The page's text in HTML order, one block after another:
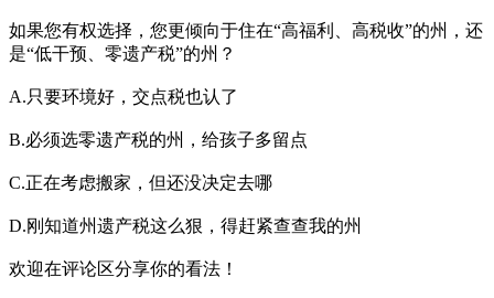
如果您有权选择，您更倾向于住在“高福利、高税收”的州，还
是“低干预、零遗产税”的州？
A.只要环境好，交点税也认了
B.必须选零遗产税的州，给孩子多留点
C.正在考虑搬家，但还没决定去哪
D.刚知道州遗产税这么狠，得赶紧查查我的州
欢迎在评论区分享你的看法！